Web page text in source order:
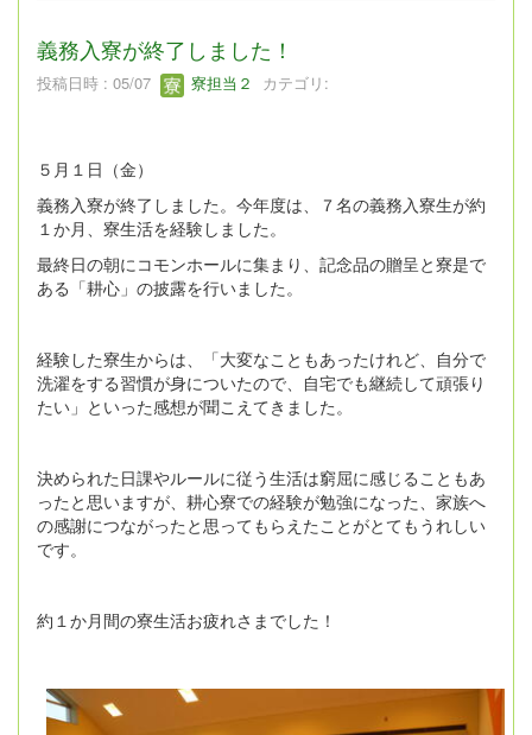
義務入寮が終了しました！
投稿日時 : 05/07 寮担当２ カテゴリ:
５月１日（金）
義務入寮が終了しました。今年度は、７名の義務入寮生が約
１か月、寮生活を経験しました。
最終日の朝にコモンホールに集まり、記念品の贈呈と寮是で
ある「耕心」の披露を行いました。
経験した寮生からは、「大変なこともあったけれど、自分で
洗濯をする習慣が身についたので、自宅でも継続して頑張り
たい」といった感想が聞こえてきました。
決められた日課やルールに従う生活は窮屈に感じることもあ
ったと思いますが、耕心寮での経験が勉強になった、家族へ
の感謝につながったと思ってもらえたことがとてもうれしい
です。
約１か月間の寮生活お疲れさまでした！